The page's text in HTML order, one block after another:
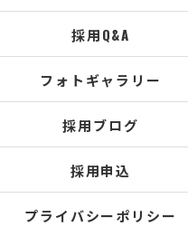
採用Q&A
フォトギャラリー
採用ブログ
採用申込
プライバシーポリシー